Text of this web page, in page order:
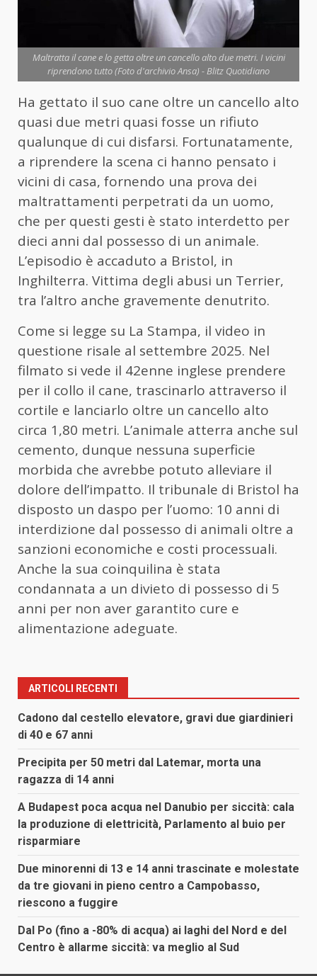
Maltratta il cane e lo getta oltre un cancello alto due metri. I vicini
riprendono tutto (Foto d'archivio Ansa) - Blitz Quotidiano
Ha gettato il suo cane oltre un cancello alto
quasi due metri quasi fosse un rifiuto
qualunque di cui disfarsi. Fortunatamente,
a riprendere la scena ci hanno pensato i
vicini di casa, fornendo una prova dei
maltrattamenti perpetrati da un uomo,
che per questi gesti è stato interdetto per
dieci anni dal possesso di un animale.
L’episodio è accaduto a Bristol, in
Inghilterra. Vittima degli abusi un Terrier,
tra l’altro anche gravemente denutrito.
Come si legge su La Stampa, il video in
questione risale al settembre 2025. Nel
filmato si vede il 42enne inglese prendere
per il collo il cane, trascinarlo attraverso il
cortile e lanciarlo oltre un cancello alto
circa 1,80 metri. L’animale atterra anche sul
cemento, dunque nessuna superficie
morbida che avrebbe potuto alleviare il
dolore dell’impatto. Il tribunale di Bristol ha
disposto un daspo per l’uomo: 10 anni di
interdizione dal possesso di animali oltre a
sanzioni economiche e costi processuali.
Anche la sua coinquilina è stata
condannata a un divieto di possesso di 5
anni per non aver garantito cure e
alimentazione adeguate.
ARTICOLI RECENTI
Cadono dal cestello elevatore, gravi due giardinieri
di 40 e 67 anni
Precipita per 50 metri dal Latemar, morta una
ragazza di 14 anni
A Budapest poca acqua nel Danubio per siccità: cala
la produzione di elettricità, Parlamento al buio per
risparmiare
Due minorenni di 13 e 14 anni trascinate e molestate
da tre giovani in pieno centro a Campobasso,
riescono a fuggire
Dal Po (fino a -80% di acqua) ai laghi del Nord e del
Centro è allarme siccità: va meglio al Sud